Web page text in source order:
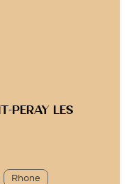
PERAY LES
Rhone